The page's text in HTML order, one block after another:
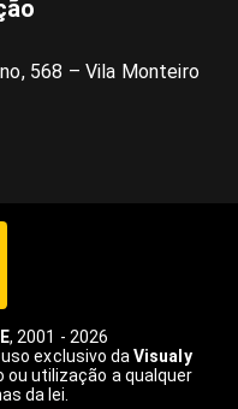
568 – Vila Monteiro
, 2001 - 2026
exclusivo daVisualy
ou utilização a qualquer
da lei.